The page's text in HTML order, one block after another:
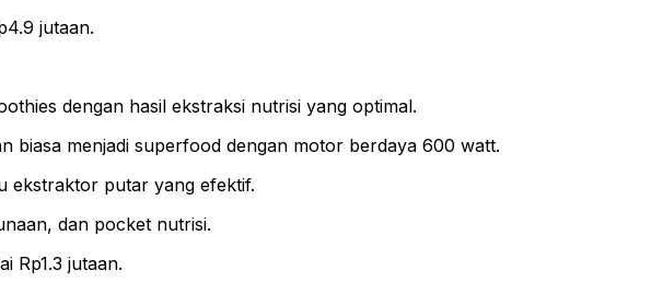
jutaan.
dengan hasil ekstraksi nutrisi yang optimal.
biasa menjadi superfood dengan motor berdaya 600 watt.
ekstraktor putar yang efektif.
dan pocket nutrisi.
Rp1.3 jutaan.